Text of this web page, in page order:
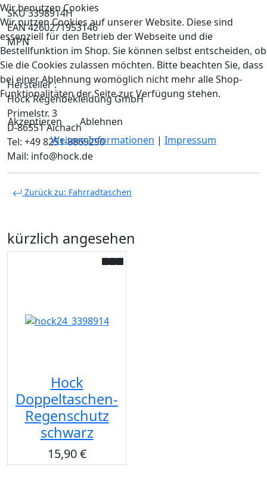
SKU 3398914H
EAN 4260271953146
MPN
Hersteller :
Hock Regenbekleidung GmbH
Primelstr. 3
D-86551 Aichach
Tel: +49 8251-8869290
Mail: info@hock.de
Zurück zu: Fahrradtaschen
kürzlich angesehen
Hock
Doppeltaschen-
Regenschutz
schwarz
15,90 €
Wir benutzen Cookies
Wir nutzen Cookies auf unserer Website. Diese sind
essenziell für den Betrieb der Webseite und die
Bestellfunktion im Shop. Sie können selbst entscheiden, ob
Sie die Cookies zulassen möchten. Bitte beachten Sie, dass
bei einer Ablehnung womöglich nicht mehr alle Shop-
Funktionalitäten der Seite zur Verfügung stehen.
Akzeptieren
Ablehnen
Weitere Informationen | Impressum